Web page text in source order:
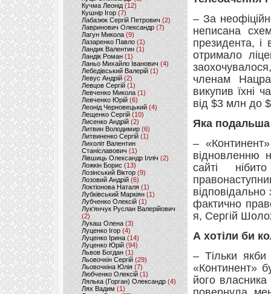
Кучма Леонід (12)
Кушнір Ігор(7)
Лабазюк Сергій Петрович (2)
Лавринович Олександр(7)
Лагун Микола(9)
Лазаренко Павло (1)
Ландик Валентин (1)
Ландік Роман (1)
Ланьо Михайло Іванович(4)
Лебедівський Валерій(1)
Левус Андрій(2)
Левцов Сергій (1)
Левченко Микола (1)
Левченко Юрій (6)
Леонід Черновецький (4)
Лещенко Сергій (10)
Лисенко Андрій (2)
Литвин Володимир (6)
Литвиненко Сергій (1)
Лихоліт Валентин
Станіславович (1)
Лівшиць Олександр Ілліч (2)
Ложкін Борис(13)
Лозінський Віктор(9)
Лозовий Андрій (6)
Локтіонова Наталя (1)
Лубківський Маркіян(1)
Лубченко Олексій (1)
Лук'янчук Руслан Валерійович
(2)
Лукаш Олена (3)
Луценко Ігор (4)
Луценко Ірина (14)
Луценко Юрій (94)
Львов Богдан (1)
Льовочкін Сергій (29)
Льовочкіна Юлія(7)
Любченко Олексій(1)
Лялька (Горган) Олександр(4)
Лях Вадим (1)
– За
неписана
президента,
отримало
членам
викупив їхні
від $3 млн до
Яка подальша
–
відновленню
сайті
фактично
я, Сергій
А хотіли би
– Тільки
«Континент»
його власника